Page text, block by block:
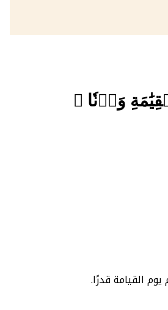
وَزۡنٗا ﴾
القيامة قدرًا.